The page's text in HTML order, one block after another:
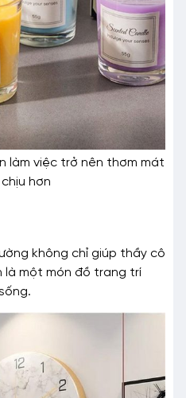
làm việc trở nên thơm mát
hơn
không chỉ giúp thầy cô
là một món đồ trang trí